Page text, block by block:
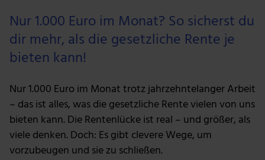
Nur 1.000 Euro im Monat? So sicherst du
dir mehr, als die gesetzliche Rente je
bieten kann!
Nur 1.000 Euro im Monat trotz jahrzehntelanger Arbeit
– das ist alles, was die gesetzliche Rente vielen von uns
bieten kann. Die Rentenlücke ist real – und größer, als
viele denken. Doch: Es gibt clevere Wege, um
vorzubeugen und sie zu schließen.